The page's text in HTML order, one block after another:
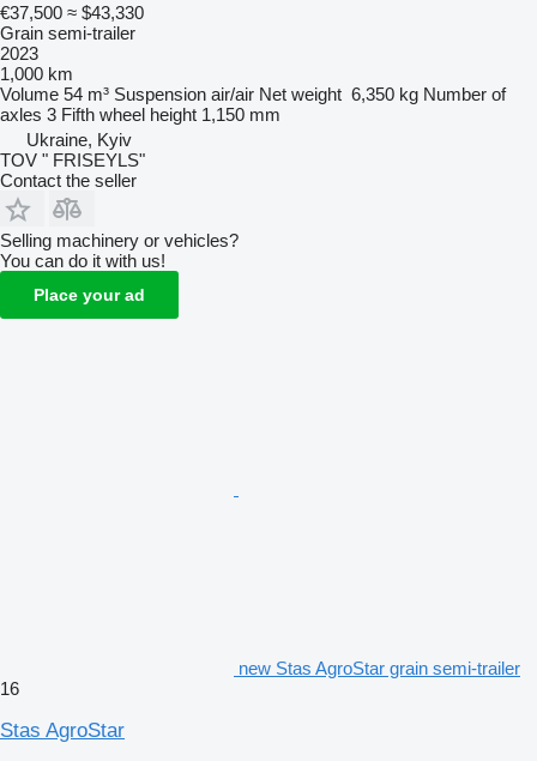
€37,500 ≈ $43,330
Grain semi-trailer
2023
1,000 km
Volume 54 m³ Suspension air/air Net weight 6,350 kg Number of
axles 3 Fifth wheel height 1,150 mm
Ukraine, Kyiv
TOV " FRISEYLS"
Contact the seller
Selling machinery or vehicles?
You can do it with us!
Place your ad
new Stas AgroStar grain semi-trailer
16
Stas AgroStar